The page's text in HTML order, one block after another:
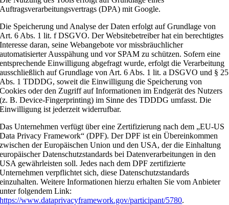
Auftragsverarbeitungsvertrags (DPA) mit Google.
Die Speicherung und Analyse der Daten erfolgt auf Grundlage von
Art. 6 Abs. 1 lit. f DSGVO. Der Websitebetreiber hat ein berechtigtes
Interesse daran, seine Webangebote vor missbräuchlicher
automatisierter Ausspähung und vor SPAM zu schützen. Sofern eine
entsprechende Einwilligung abgefragt wurde, erfolgt die Verarbeitung
ausschließlich auf Grundlage von Art. 6 Abs. 1 lit. a DSGVO und § 25
Abs. 1 TDDDG, soweit die Einwilligung die Speicherung von
Cookies oder den Zugriff auf Informationen im Endgerät des Nutzers
(z. B. Device-Fingerprinting) im Sinne des TDDDG umfasst. Die
Einwilligung ist jederzeit widerrufbar.
Das Unternehmen verfügt über eine Zertifizierung nach dem „EU-US
Data Privacy Framework“ (DPF). Der DPF ist ein Übereinkommen
zwischen der Europäischen Union und den USA, der die Einhaltung
europäischer Datenschutzstandards bei Datenverarbeitungen in den
USA gewährleisten soll. Jedes nach dem DPF zertifizierte
Unternehmen verpflichtet sich, diese Datenschutzstandards
einzuhalten. Weitere Informationen hierzu erhalten Sie vom Anbieter
unter folgendem Link:
https://www.dataprivacyframework.gov/participant/5780.